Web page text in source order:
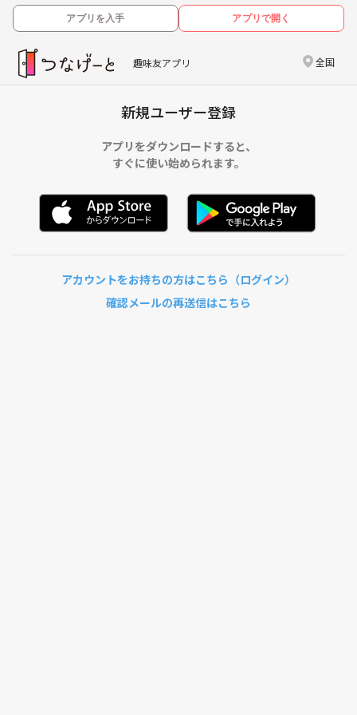
アプリを入手 アプリで開く
趣味友アプリ 全国
新規ユーザー登録
アプリをダウンロードすると、
すぐに使い始められます。
アカウントをお持ちの方はこちら（ログイン）
確認メールの再送信はこちら